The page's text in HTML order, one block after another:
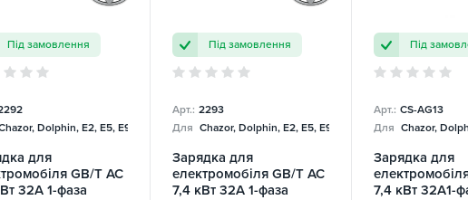
Під замовлення
Dolphin, E2, E5, E9, Mercedes
для
GB/T AC
32А 1-фаза
Під замовлення
Арт.: 2293
Для Chazor, Dolphin, E2, E5, E9, Mercedes
Зарядка для
електромобіля GB/T AC
7,4 кВт 32А 1-фаза
Під
Арт.: CS-AG13
Для Chazor,
Зарядка для
7,4 кВт 32A1-